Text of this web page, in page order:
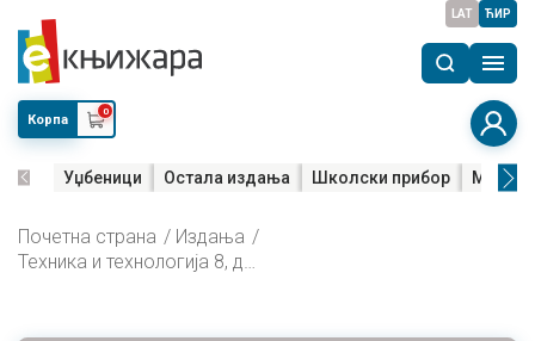
LAT ЋИР
Корпа
0
Уџбеници Остала издања Школски прибор Мала
Почетна страна
Издања
Техника и технологија 8, допуњено издање уџбеника за осми разред на русинском језику